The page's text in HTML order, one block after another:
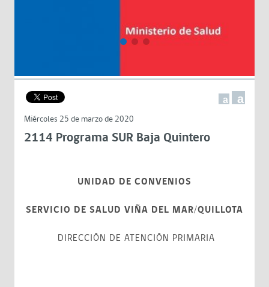
a a
Miércoles 25 de marzo de 2020
2114 Programa SUR Baja Quintero
UNIDAD DE CONVENIOS
SERVICIO DE SALUD VIÑA DEL MAR/QUILLOTA
DIRECCIÓN DE ATENCIÓN PRIMARIA